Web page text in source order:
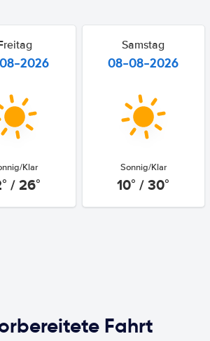
2026
Klar
/ 26°
Samstag
08-08-2026
Sonnig/Klar
10° / 30°
Fahrt